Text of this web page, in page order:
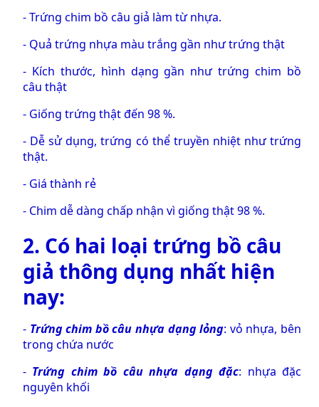
-Trứng chim bồ câu giả làm từ nhựa.
- Quả trứng nhựa màu trắng gần như trứng thật
- Kích thước, hình dạng gần nhưtrứng chim bồ
câu thật
- Giống trứng thật đến 98 %.
- Dễ sử dụng, trứng có thể truyền nhiệt như trứng
thật.
- Giá thành rẻ
- Chim dễ dàng chấp nhận vì giống thật 98 %.
2. Có hai loại trứng bồ câu
giả thông dụng nhất hiện
nay:
- Trứng chim bồ câu nhựa dạng lỏng: vỏ nhựa, bên
trong chứa nước
- Trứng chim bồ câu nhựa dạng đặc: nhựa đặc
nguyên khối